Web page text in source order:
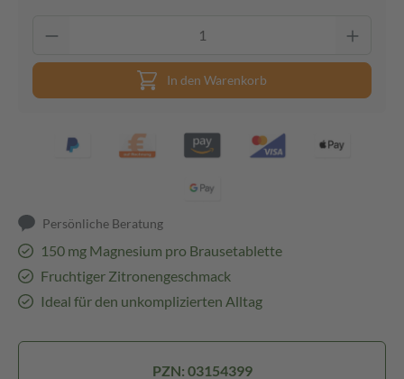
In den Warenkorb
Persönliche Beratung
150 mg Magnesium pro Brausetablette
Fruchtiger Zitronengeschmack
Ideal für den unkomplizierten Alltag
PZN: 03154399